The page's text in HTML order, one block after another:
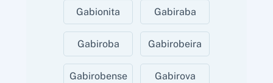
Gabionita Gabiraba
Gabiroba Gabirobeira
Gabirobense Gabirova